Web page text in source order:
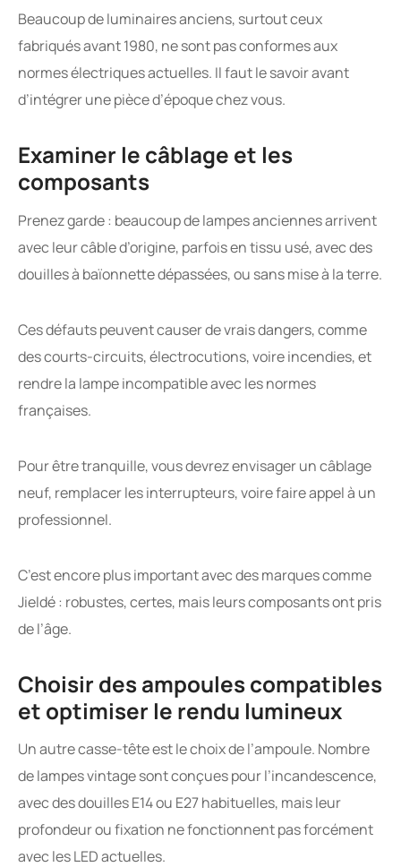
Beaucoup de luminaires anciens, surtout ceux
fabriqués avant 1980, ne sont pas conformes aux
normes électriques actuelles. Il faut le savoir avant
d’intégrer une pièce d’époque chez vous.
Examiner le câblage et les
composants
Prenez garde : beaucoup de lampes anciennes arrivent
avec leur câble d’origine, parfois en tissu usé, avec des
douilles à baïonnette dépassées, ou sans mise à la terre.
Ces défauts peuvent causer de vrais dangers, comme
des courts-circuits, électrocutions, voire incendies, et
rendre la lampe incompatible avec les normes
françaises.
Pour être tranquille, vous devrez envisager un câblage
neuf, remplacer les interrupteurs, voire faire appel à un
professionnel.
C’est encore plus important avec des marques comme
Jieldé : robustes, certes, mais leurs composants ont pris
de l’âge.
Choisir des ampoules compatibles
et optimiser le rendu lumineux
Un autre casse-tête est le choix de l’ampoule. Nombre
de lampes vintage sont conçues pour l’incandescence,
avec des douilles E14 ou E27 habituelles, mais leur
profondeur ou fixation ne fonctionnent pas forcément
avec les LED actuelles.